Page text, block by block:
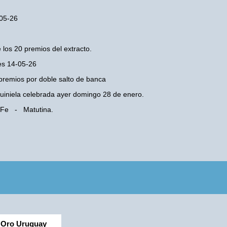
26
20 premios del extracto.
14-05-26
por doble salto de banca
celebrada ayer domingo 28 de enero.
Fe - Matutina.
Oro Uruguay